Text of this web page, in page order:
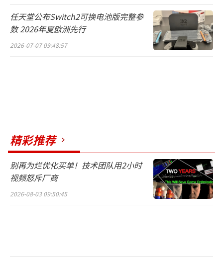
待，还是多付10美元抢先两天体验，已成为摆
在眼前的实际选择。不管怎样，9月21日豪华版
预载开启之时，恐怖氛围将率先袭来，而真正
的恐惧之旅将在9月25日全面展开。（责任编辑：张
任天堂公布Switch2可换电池版完整参
数 2026年夏欧洲先行
2026-07-07 09:48:57
精彩推荐
别再为烂优化买单！技术团队用2小时
视频怒斥厂商
2026-08-03 09:50:45